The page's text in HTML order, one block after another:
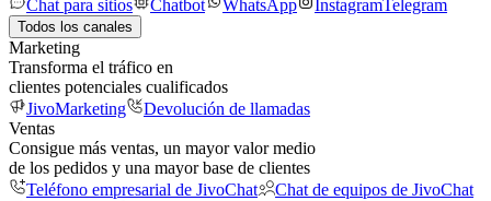
Chat para sitios
Chatbot WhatsApp InstagramTelegram
Todos los canales
Marketing
Transforma el tráfico en
clientes potenciales cualificados
JivoMarketing
Devolución de llamadas
Ventas
Consigue más ventas, un mayor valor medio
de los pedidos y una mayor base de clientes
Teléfono empresarial de JivoChat
Chat de equipos de JivoChat